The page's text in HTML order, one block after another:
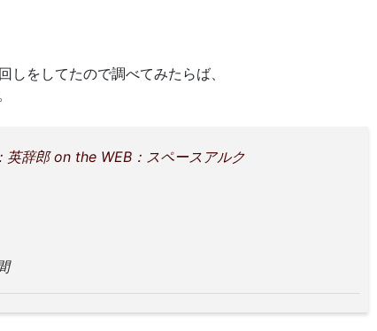
しをしてたので調べてみたらば、
英辞郎 on the WEB：スペースアルク